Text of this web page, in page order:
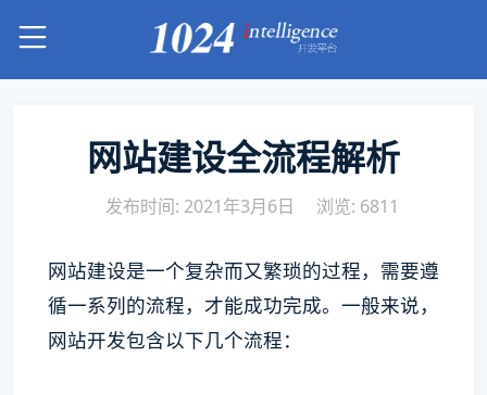
网站建设全流程解析
发布时间: 2021年3月6日 浏览: 6811
网站建设是一个复杂而又繁琐的过程，需要遵
循一系列的流程，才能成功完成。一般来说，
网站开发包含以下几个流程：